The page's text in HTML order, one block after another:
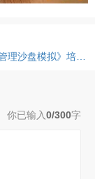
你已输入0/300字